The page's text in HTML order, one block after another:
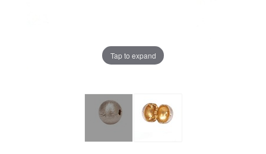
Tap to expand